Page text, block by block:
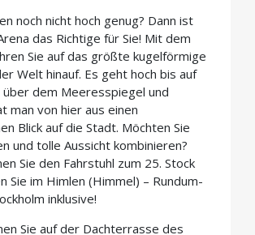
noch nicht hoch genug? Dann ist
das Richtige für Sie! Mit dem
Sie auf das größte kugelförmige
Welt hinauf. Es geht hoch bis auf
dem Meeresspiegel und
man von hier aus einen
Blick auf die Stadt. Möchten Sie
und tolle Aussicht kombinieren?
Sie den Fahrstuhl zum 25. Stock
Sie im Himlen (Himmel) – Rundum-
inklusive!
Sie auf der Dachterrasse des